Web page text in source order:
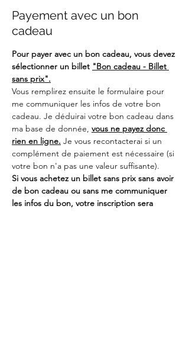
Payement avec un bon
cadeau
Pour payer avec un bon cadeau, vous devez
sélectionner un billet "Bon cadeau - Billet
sans prix".
Vous remplirez ensuite le formulaire pour
me communiquer les infos de votre bon
cadeau. Je déduirai votre bon cadeau dans
ma base de donnée, vous ne payez donc
rien en ligne. Je vous recontacterai si un
complément de paiement est nécessaire (si
votre bon n'a pas une valeur suffisante).
Si vous achetez un billet sans prix sans avoir
de bon cadeau ou sans me communiquer
les infos du bon, votre inscription sera